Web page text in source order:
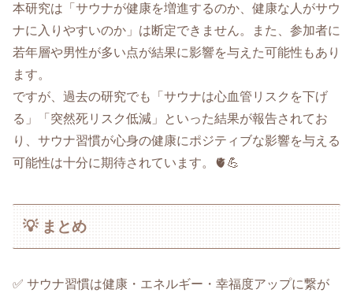
本研究は「サウナが健康を増進するのか、健康な人がサウ
ナに入りやすいのか」は断定できません。また、参加者に
若年層や男性が多い点が結果に影響を与えた可能性もあり
ます。
ですが、過去の研究でも「サウナは心血管リスクを下げ
る」「突然死リスク低減」といった結果が報告されてお
り、サウナ習慣が心身の健康にポジティブな影響を与える
可能性は十分に期待されています。🫀💪
💡 まとめ
✅ サウナ習慣は健康・エネルギー・幸福度アップに繋が